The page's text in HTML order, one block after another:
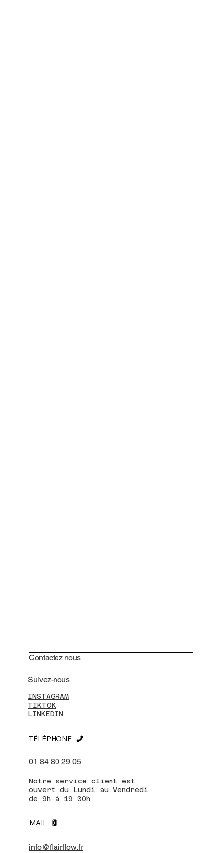
Contactez nous
INSTAGRAM
TIKTOK
LINKEDIN
Suivez-nous
01 84 80 29 05
TÉLÉPHONE
Notre service client est
ouvert du Lundi au Vendredi
de 9h à 19.30h
MAIL
info@flairflow.fr